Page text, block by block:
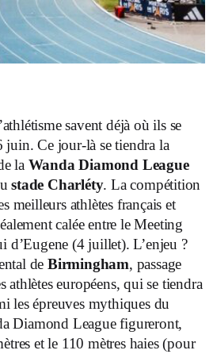
savent déjà où ils se
juin. Ce jour-là se tiendra la
la Wanda Diamond League
stade Charléty. La compétition
meilleurs athlètes français et
calée entre le Meeting
d’Eugene (4 juillet). L’enjeu ?
deBirmingham, passage
européens, qui se tiendra
les épreuves mythiques du
Diamond League figureront,
et le 110 mètres haies (pour